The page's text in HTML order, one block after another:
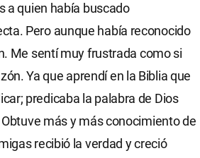
a quien había buscado
Pero aunque había reconocido
Me sentí muy frustrada como si
Ya que aprendí en la Biblia que
predicaba la palabra de Dios
más y más conocimiento de
recibió la verdad y creció